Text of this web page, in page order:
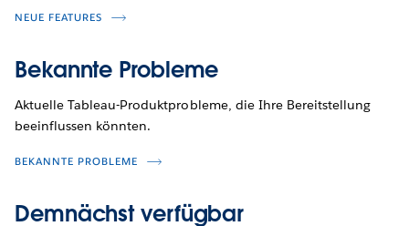
NEUE FEATURES
Bekannte Probleme
Aktuelle Tableau-Produktprobleme, die Ihre Bereitstellung
beeinflussen könnten.
BEKANNTE PROBLEME
Demnächst verfügbar